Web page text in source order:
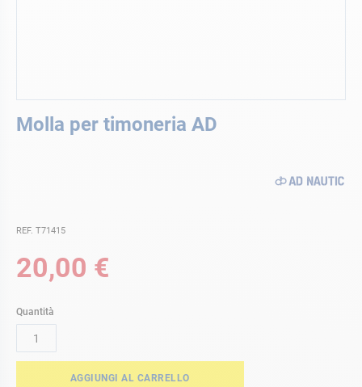
Molla per timoneria AD
REF. T71415
20,00 €
Quantità
AGGIUNGI AL CARRELLO
all'inizio